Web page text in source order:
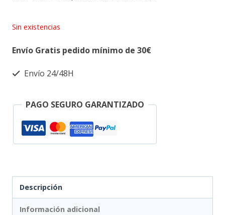
Sin existencias
Envío Gratis pedido mínimo de 30€
Envío 24/48H
PAGO SEGURO GARANTIZADO
Descripción
Información adicional